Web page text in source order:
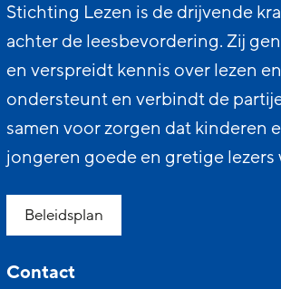
Stichting Lezen is de drijvende
achter de leesbevordering. Zij
en verspreidt kennis over lezen en
ondersteunt en verbindt de
samen voor zorgen dat kinderen
jongeren goede en gretige lezers
Beleidsplan
Contact